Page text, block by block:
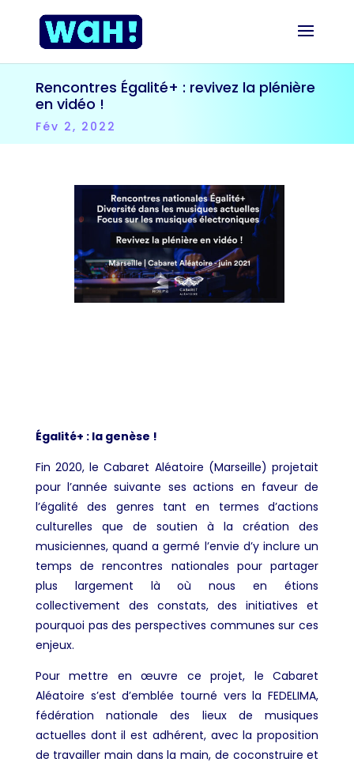
Rencontres Égalité+ : revivez la plénière
en vidéo !
Fév 2, 2022
Égalité+ : la genèse !
Fin 2020, le Cabaret Aléatoire (Marseille) projetait
pour l’année suivante ses actions en faveur de
l’égalité des genres tant en termes d’actions
culturelles que de soutien à la création des
musiciennes, quand a germé l’envie d’y inclure un
temps de rencontres nationales pour partager
plus largement là où nous en étions
collectivement des constats, des initiatives et
pourquoi pas des perspectives communes sur ces
enjeux.
Pour mettre en œuvre ce projet, le Cabaret
Aléatoire s’est d’emblée tourné vers la FEDELIMA,
fédération nationale des lieux de musiques
actuelles dont il est adhérent, avec la proposition
de travailler main dans la main, de coconstruire et